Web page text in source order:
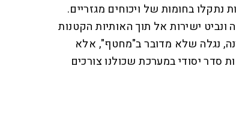
נתקלו בחומות של ויכוחים מגזריים.
ישירות אל תוך האותיות הקטנות
נגלה שלא מדובר ב"מחטף", אלא
סדר יסודי במערכת שכולנו צורכים